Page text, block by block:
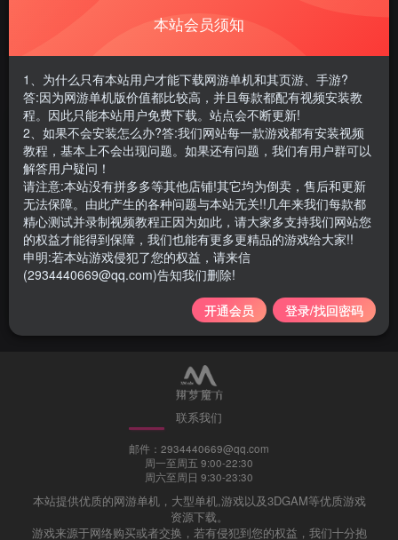
共1篇
排序 更新 浏览 点赞 评论
笑傲西游服务器搭建教程，服
务器优惠购买推荐
教程与攻略
联系我们
邮件：2934440669@qq.com
周一至周五 9:00-22:30
周六至周日 9:30-23:30
本站提供优质的网游单机，大型单机,游戏以及3DGAM等优质游戏
资源下载。
游戏来源于网络购买或者交换，若有侵犯到您的权益，我们十分抱
本站会员须知
1、为什么只有本站用户才能下载网游单机和其页游、手游?
答:因为网游单机版价值都比较高，并且每款都配有视频安装教
程。因此只能本站用户免费下载。站点会不断更新!
2、如果不会安装怎么办?答:我们网站每一款游戏都有安装视频
教程，基本上不会出现问题。如果还有问题，我们有用户群可以
解答用户疑问！
请注意:本站没有拼多多等其他店铺!其它均为倒卖，售后和更新
无法保障。由此产生的各种问题与本站无关!!几年来我们每款都
精心测试并录制视频教程正因为如此，请大家多支持我们网站您
的权益才能得到保障，我们也能有更多更精品的游戏给大家!!
申明:若本站游戏侵犯了您的权益，请来信
(2934440669@qq.com)告知我们删除!
开通会员 登录/找回密码